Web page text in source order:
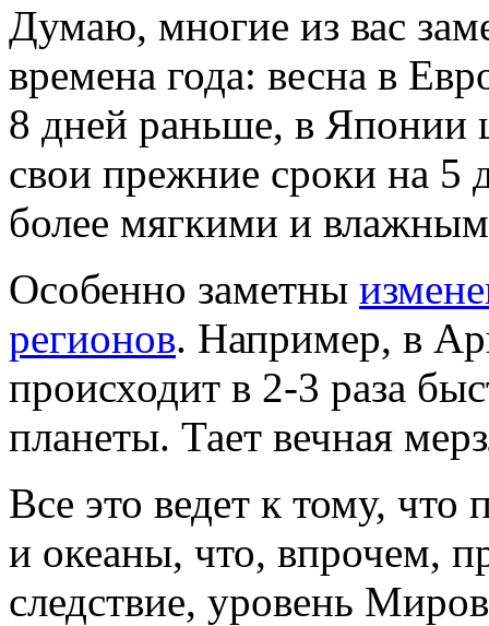
Думаю, многие из вас
времена года: весна в
8 дней раньше, в Японии
свои прежние сроки на 5
более мягкими и
Особенно заметны
регионов. Например, в
происходит в 2-3 раза
планеты. Тает вечная
Все это ведет к тому, что
и океаны, что, впрочем,
следствие, уровень